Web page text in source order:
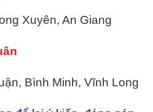
Xuyên, An Giang
Bình Minh, Vĩnh Long